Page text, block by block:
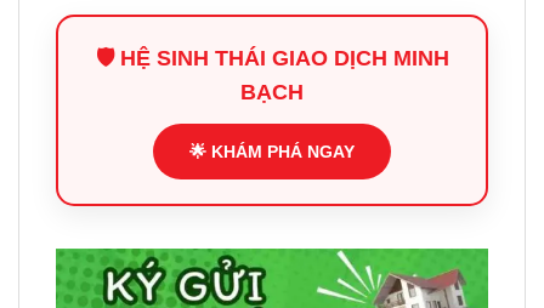
🛡️ HỆ SINH THÁI GIAO DỊCH MINH
BẠCH
🌟 KHÁM PHÁ NGAY